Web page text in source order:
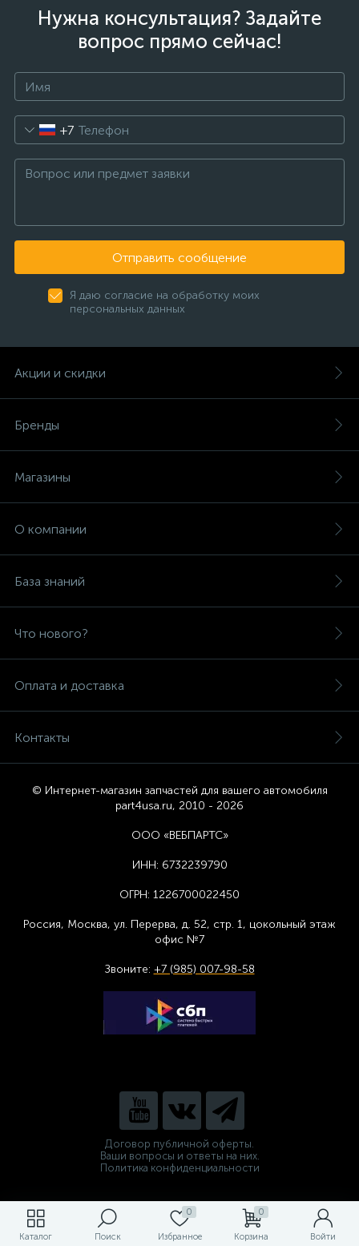
Каталог Поиск
0
Избранное
0
Корзина Войти
Нужна консультация? Задайте
вопрос прямо сейчас!
+7
Отправить сообщение
Я даю согласие на обработку моих
персональных данных
Акции и скидки
Бренды
Магазины
О компании
База знаний
Что нового?
Оплата и доставка
Контакты
© Интернет-магазин запчастей для вашего автомобиля
part4usa.ru, 2010 - 2026
ООО «ВЕБПАРТС»
ИНН: 6732239790
ОГРН: 1226700022450
Россия, Москва, ул. Перерва, д. 52, стр. 1, цокольный этаж
офис №7
Звоните: +7 (985) 007-98-58
Договор публичной оферты.
Ваши вопросы и ответы на них.
Политика конфиденциальности